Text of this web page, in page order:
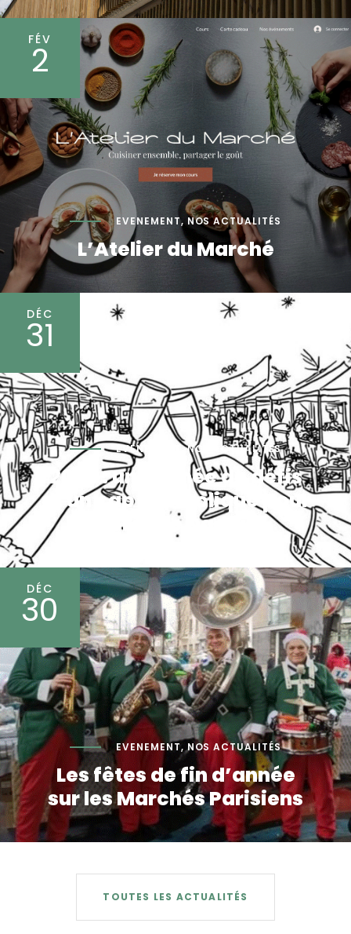
FÉV
2
EVENEMENT, NOS ACTUALITÉS
L’Atelier du Marché
DÉC
31
EVENEMENT,NOS ACTUALITÉS
2026 : une année de défis
et un cap symbolique pour
le Groupe Dadoun
DÉC
30
EVENEMENT,NOS ACTUALITÉS
Les fêtes de fin d’année
sur les Marchés Parisiens
TOUTES LES ACTUALITÉS